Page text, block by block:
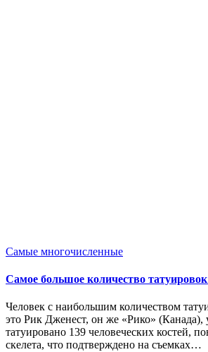
Опубликовано
Самые многочисленные
Самое большое количество татуировок
Человек с наибольшим количеством
это Рик Дженест, он же «Рико» (Канада),
татуировано 139 человеческих костей,
скелета, что подтверждено на съемках…